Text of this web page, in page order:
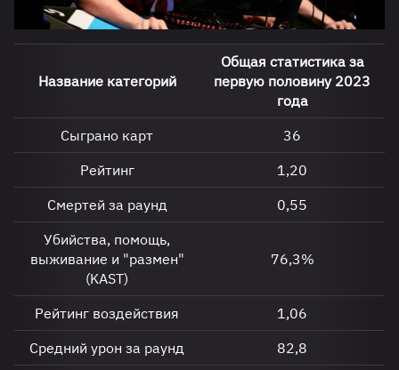
Название категорий
Общая статистика за
первую половину 2023
года
Сыграно карт
36
Рейтинг
1,20
Смертей за раунд
0,55
Убийства, помощь,
выживание и "размен"
(KAST)
76,3%
Рейтинг воздействия
1,06
Средний урон за раунд
82,8